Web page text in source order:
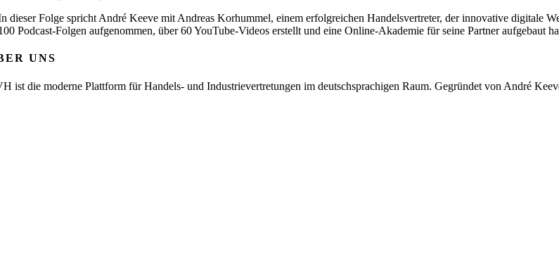
dieser Folge spricht André Keeve mit Andreas Korhummel, einem erfolgreichen Handelsvertreter, der innovative digitale
Podcast-Folgen aufgenommen, über 60 YouTube-Videos erstellt und eine Online-Akademie für seine Partner aufgebaut
UNS
ist die moderne Plattform für Handels- und Industrievertretungen im deutschsprachigen Raum. Gegründet von André